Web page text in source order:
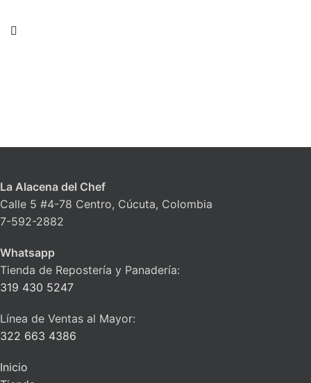
La Alacena del Chef
Calle 5 #4-78 Centro, Cúcuta, Colombia
7-592-2882
Whatsapp
Tienda de Repostería y Panadería:
319 430 5247
Línea de Ventas al Mayor:
322 663 4386
Inicio